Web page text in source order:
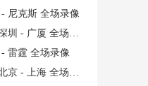
- 尼克斯 全场录像
- 广厦 全场录像
- 雷霆 全场录像
- 上海 全场录像